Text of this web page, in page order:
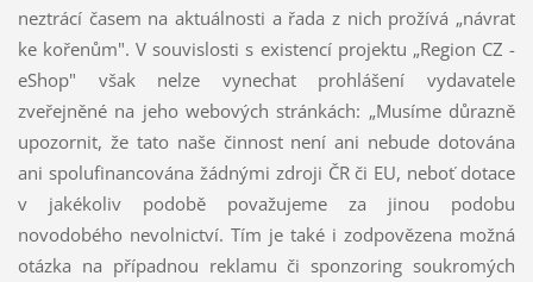
neztrácí časem na aktuálnosti a řada z nich prožívá „návrat
ke kořenům". V souvislosti s existencí projektu „Region CZ -
eShop" však nelze vynechat prohlášení vydavatele
zveřejněné na jeho webových stránkách: „Musíme důrazně
upozornit, že tato naše činnost není ani nebude dotována
ani spolufinancována žádnými zdroji ČR či EU, neboť dotace
v jakékoliv podobě považujeme za jinou podobu
novodobého nevolnictví. Tím je také i zodpovězena možná
otázka na případnou reklamu či sponzoring soukromých